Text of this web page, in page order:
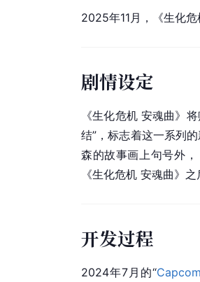
2025年11月，《生化
剧情设定
《生化危机 安魂曲》
结”，标志着这一系列
森的故事画上句号外
《生化危机 安魂曲》
开发过程
2024年7月的“